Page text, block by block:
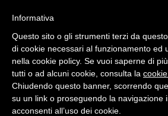
MOBILE
PROMOZIONI
PRODOTTI
Informativa
Questo sito o gli strumenti terzi da
di cookie necessari al funzionamento ed
nella cookie policy. Se vuoi saperne di
tutti o ad alcuni cookie, consulta la
Chiudendo questo banner, scorrendo
su un link o proseguendo la navigazione
acconsenti all’uso dei cookie.